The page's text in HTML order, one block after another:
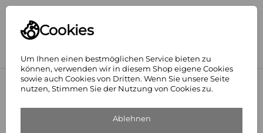
Cookies
Um Ihnen einen bestmöglichen Service bieten zu
können, verwenden wir in diesem Shop eigene Cookies
sowie auch Cookies von Dritten. Wenn Sie unsere Seite
nutzen, Stimmen Sie der Nutzung von Cookies zu.
Ablehnen
Hansa